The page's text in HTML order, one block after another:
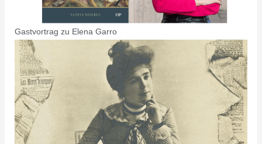
Gastvortrag zu Elena Garro